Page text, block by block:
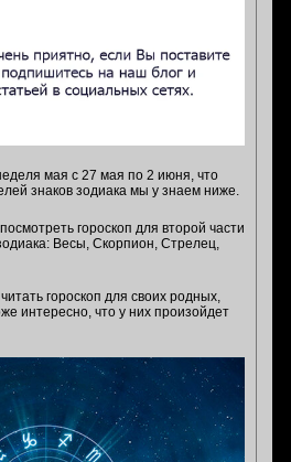
мая с 27 мая по 2 июня, что
знаков зодиака мы у знаем ниже.
гороскоп для второй части
Весы, Скорпион, Стрелец,
гороскоп для своих родных,
интересно, что у них произойдет